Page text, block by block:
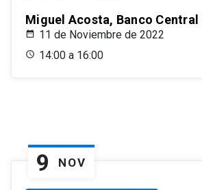
Miguel Acosta, Banco Central
11 de Noviembre de 2022
14:00 a 16:00
9 NOV